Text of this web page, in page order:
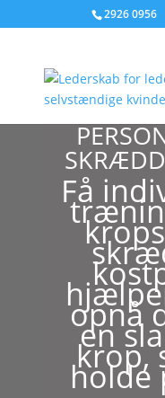
2926 0956
Få
opnå
en
krop,
holde